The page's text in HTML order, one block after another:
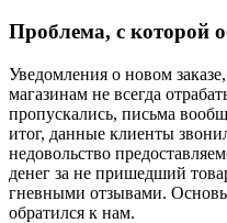
Проблема, с которой
Уведомления о новом
магазинам не всегда
пропускались, письма
итог, данные клиенты
недовольство
денег за не пришедший
гневными отзывами.
обратился к нам.